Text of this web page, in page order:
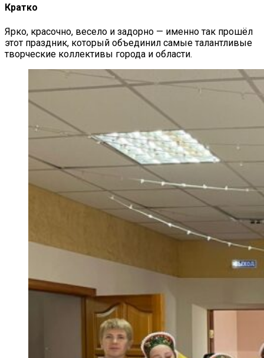
Кратко
Ярко, красочно, весело и задорно — именно так прошёл
этот праздник, который объединил самые талантливые
творческие коллективы города и области.